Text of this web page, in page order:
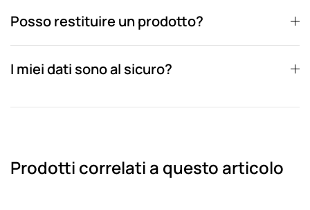
Posso restituire un prodotto?
I miei dati sono al sicuro?
Prodotti correlati a questo articolo